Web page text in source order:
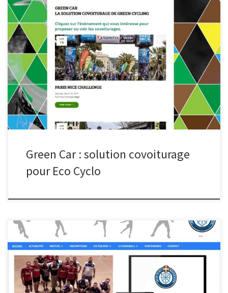
Green Car : solution covoiturage
pour Eco Cyclo